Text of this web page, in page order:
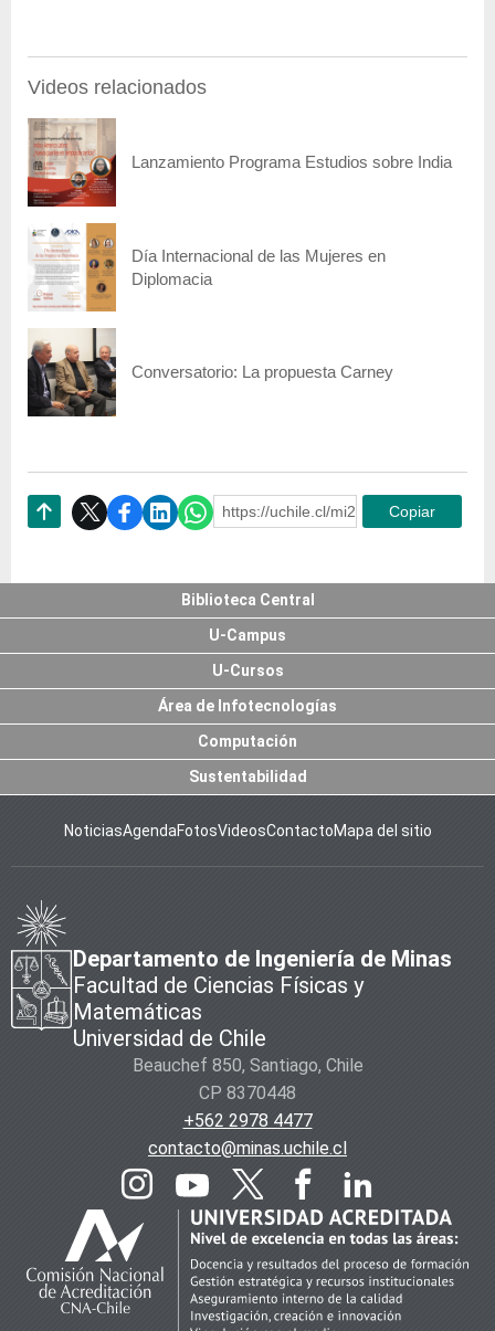
Videos relacionados
Lanzamiento Programa Estudios sobre India
Día Internacional de las Mujeres en
Diplomacia
Conversatorio: La propuesta Carney
https://uchile.cl/mi241142Copiar
Biblioteca Central
U-Campus
U-Cursos
Área de Infotecnologías
Computación
Sustentabilidad
NoticiasAgendaFotosVideosContactoMapa del sitio
Departamento de Ingeniería de Minas
Facultad de Ciencias Físicas y
Matemáticas
Universidad de Chile
Beauchef 850, Santiago, Chile
CP 8370448
+562 2978 4477
contacto@minas.uchile.cl